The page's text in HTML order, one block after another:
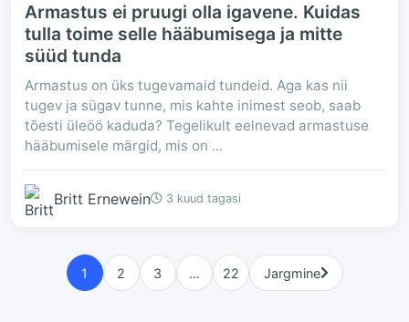
Armastus ei pruugi olla igavene. Kuidas
tulla toime selle hääbumisega ja mitte
süüd tunda
Armastus on üks tugevamaid tundeid. Aga kas nii
tugev ja sügav tunne, mis kahte inimest seob, saab
tõesti üleöö kaduda? Tegelikult eelnevad armastuse
hääbumisele märgid, mis on ...
Britt Ernewein 3 kuud tagasi
1 2 3 … 22 Jargmine